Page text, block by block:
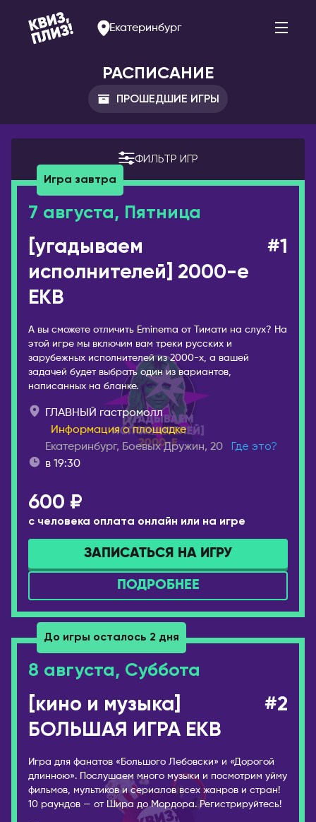
Екатеринбург
РОССИЯ
Арзамас
Астрахань
Балаково
Благовещенск
Брянск
Великий Новгород
Владивосток
Владикавказ
Владимир
Волгоград
Волгодонск
Вологда
Воркута
Воронеж
Ессентуки
Железногорск
Иваново
Ижевск
Иркутск
Йошкар-Ола
Калининград
Калуга
Ереван
БЕЛАРУСЬ
Витебск
БОЛГАРИЯ
ВЕНГРИЯ
Будапешт
ВЬЕТНАМ
Дананг
Нячанг
Дюссельдорф/Кёльн
Мюнхен
Афины
ГРУЗИЯ
Батуми
Тбилиси
ИЗРАИЛЬ
Беэр-Шева
Израиль
Кармиэль
Тель-Авив
РАСПИСАНИЕ
ПРОШЕДШИЕ ИГРЫ
ФИЛЬТР ИГР
Игра завтра
7 августа, Пятница
[угадываем
исполнителей] 2000-е
EKB
#1
А вы сможете отличить Eminema от Тимати на слух? На
этой игре мы включим вам треки русских и
зарубежных исполнителей из 2000-х, а вашей
задачей будет выбрать один из вариантов,
написанных на бланке.
ГЛАВНЫЙ гастромолл
Информация о площадке
Екатеринбург, Боевых Дружин, 20
Где это?
в 19:30
600 ₽
с человека оплата онлайн или на игре
ЗАПИСАТЬСЯ НА ИГРУ
ПОДРОБНЕЕ
До игры осталось 2 дня
8 августа, Суббота
[кино и музыка]
БОЛЬШАЯ ИГРА EKB
#2
Игра для фанатов «Большого Лебовски» и «Дорогой
длинною». Послушаем много музыки и посмотрим уйму
фильмов, мультиков и сериалов всех жанров и стран!
10 раундов — от Шира до Мордора. Регистрируйтесь!